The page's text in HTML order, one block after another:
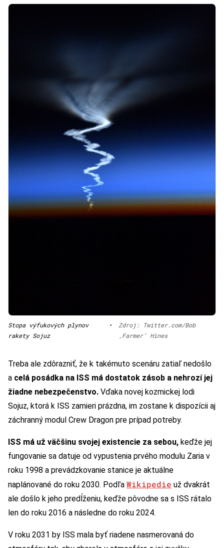
Stopa výfukových plynov
rakety Sojuz
•
Zdroj: Twitter.com/Bob
‚Farmer‘ Hines
Treba ale zdôrazniť, že k takémuto scenáru zatiaľ nedošlo
a celá posádka na ISS má dostatok zásob a nehrozí jej
žiadne nebezpečenstvo. Vďaka novej kozmickej lodi
Sojuz, ktorá k ISS zamieri prázdna, im zostane k dispozícii aj
záchranný modul Crew Dragon pre prípad potreby.
ISS má už väčšinu svojej existencie za sebou, keďže jej
fungovanie sa datuje od vypustenia prvého modulu Zaria v
roku 1998 a prevádzkovanie stanice je aktuálne
naplánované do roku 2030. Podľa Wikipedie už dvakrát
ale došlo k jeho predĺženiu, keďže pôvodne sa s ISS rátalo
len do roku 2016 a následne do roku 2024.
V roku 2031 by ISS mala byť riadene nasmerovaná do